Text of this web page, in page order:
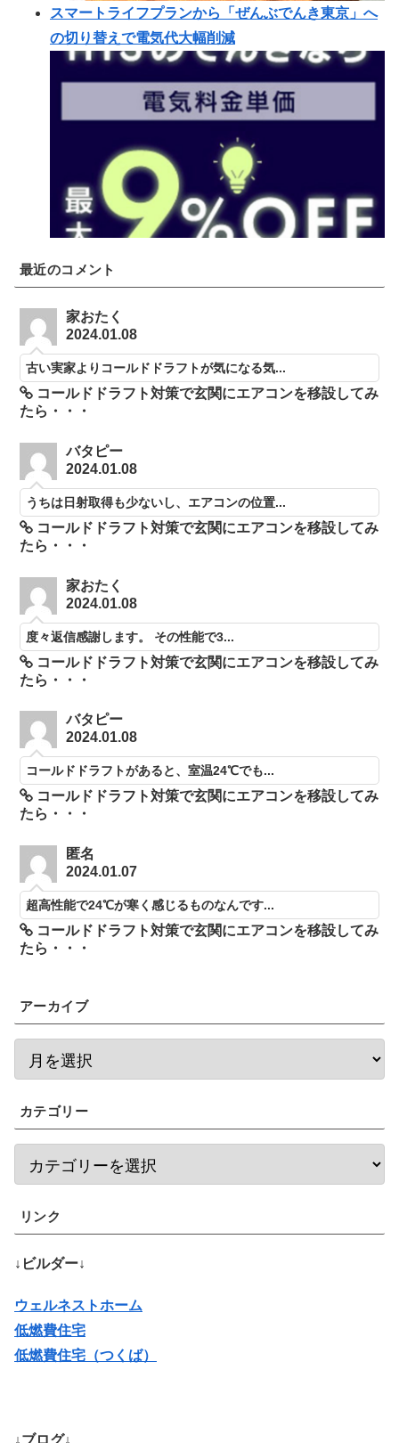
スマートライフプランから「ぜんぶでんき東京」へ
の切り替えで電気代大幅削減
最近のコメント
家おたく
2024.01.08
古い実家よりコールドドラフトが気になる気...
コールドドラフト対策で玄関にエアコンを移設してみ
たら・・・
バタピー
2024.01.08
うちは日射取得も少ないし、エアコンの位置...
コールドドラフト対策で玄関にエアコンを移設してみ
たら・・・
家おたく
2024.01.08
度々返信感謝します。 その性能で3...
コールドドラフト対策で玄関にエアコンを移設してみ
たら・・・
バタピー
2024.01.08
コールドドラフトがあると、室温24℃でも...
コールドドラフト対策で玄関にエアコンを移設してみ
たら・・・
匿名
2024.01.07
超高性能で24℃が寒く感じるものなんです...
コールドドラフト対策で玄関にエアコンを移設してみ
たら・・・
アーカイブ
カテゴリー
リンク
↓ビルダー↓
ウェルネストホーム
低燃費住宅
低燃費住宅（つくば）
↓ブログ↓